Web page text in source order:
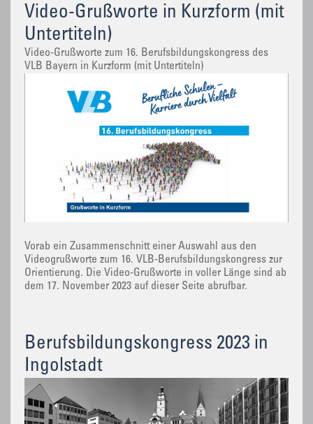
Video-Grußworte in Kurzform (mit
Untertiteln)
Video-Grußworte zum 16. Berufsbildungskongress des
VLB Bayern in Kurzform (mit Untertiteln)
Vorab ein Zusammenschnitt einer Auswahl aus den
Videogrußworte zum 16. VLB-Berufsbildungskongress zur
Orientierung. Die Video-Grußworte in voller Länge sind ab
dem 17. November 2023 auf dieser Seite abrufbar.
Berufsbildungskongress 2023 in
Ingolstadt